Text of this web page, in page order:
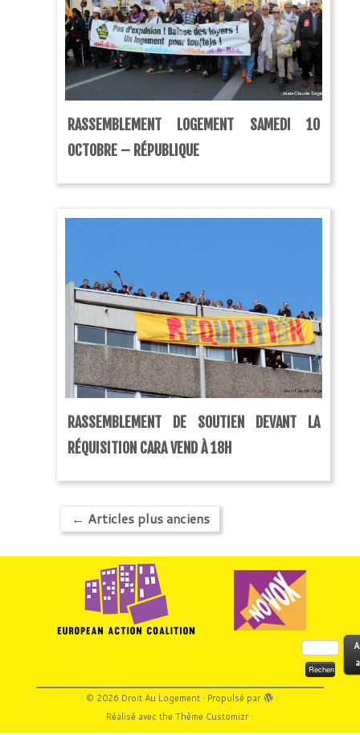
RASSEMBLEMENT LOGEMENT SAMEDI 10
OCTOBRE – RÉPUBLIQUE
RASSEMBLEMENT DE SOUTIEN DEVANT LA
RÉQUISITION CARA VEND À 18H
← Articles plus anciens
Rechercher :
· © 2026 Droit Au Logement· Propulsé par
·
Réalisé avec theThème Customizr·